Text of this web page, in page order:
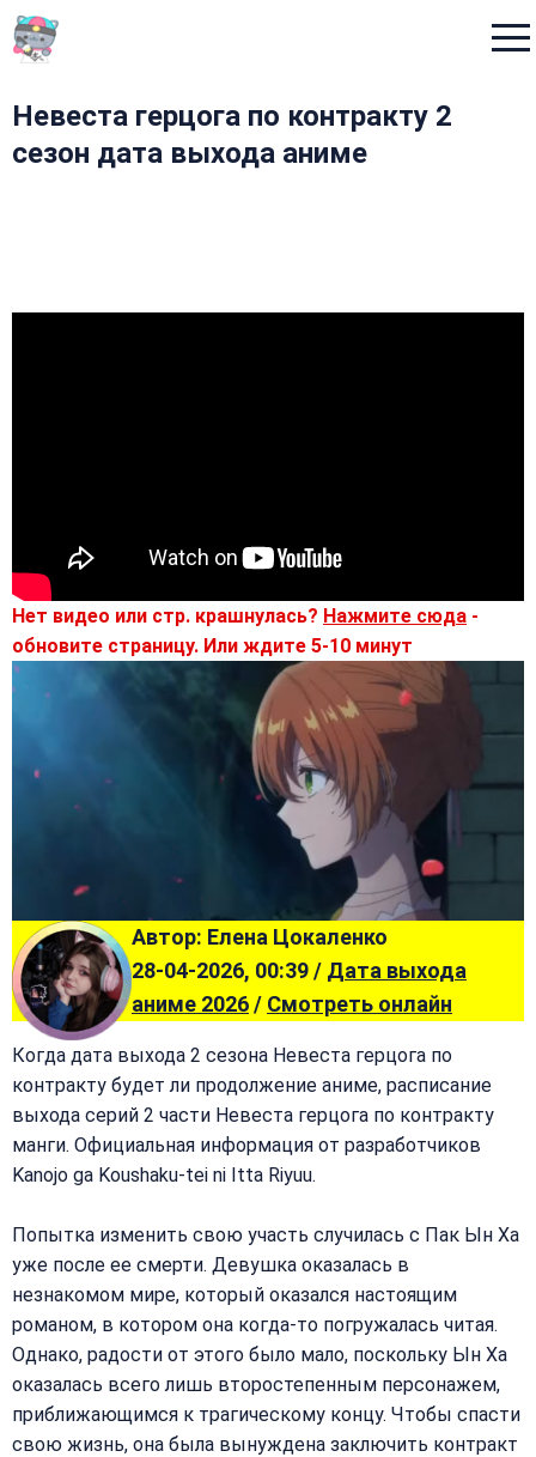
Невеста герцога по контракту 2
сезон дата выхода аниме
Нет видео или стр. крашнулась? Нажмите сюда -
обновите страницу. Или ждите 5-10 минут
Автор: Елена Цокаленко
28-04-2026, 00:39 / Дата выхода
аниме 2026/ Смотреть онлайн
Когда дата выхода 2 сезона Невеста герцога по
контракту будет ли продолжение аниме, расписание
выхода серий 2 части Невеста герцога по контракту
манги. Официальная информация от разработчиков
Kanojo ga Koushaku-tei ni Itta Riyuu.
Попытка изменить свою участь случилась с Пак Ын Ха
уже после ее смерти. Девушка оказалась в
незнакомом мире, который оказался настоящим
романом, в котором она когда-то погружалась читая.
Однако, радости от этого было мало, поскольку Ын Ха
оказалась всего лишь второстепенным персонажем,
приближающимся к трагическому концу. Чтобы спасти
свою жизнь, она была вынуждена заключить контракт